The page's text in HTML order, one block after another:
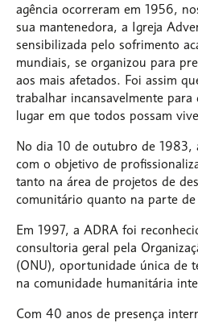
agência ocorreram em 1956,
sua mantenedora, a Igreja
sensibilizada pelo sofrimento
mundiais, se organizou para
aos mais afetados. Foi assim
trabalhar incansavelmente para
lugar em que todos possam
No dia 10 de outubro de 1983,
com o objetivo de
tanto na área de projetos de
comunitário quanto na parte de
Em 1997, a ADRA foi
consultoria geral pela
(ONU), oportunidade única de
na comunidade humanitária
Com 40 anos de presença